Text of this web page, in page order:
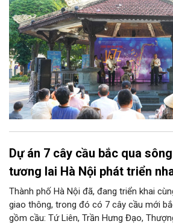
Dự án 7 cây cầu bắc qua
tương lai Hà Nội phát triển
Thành phố Hà Nội đã, đang triển khai
giao thông, trong đó có 7 cây cầu mới
gồm cầu: Tứ Liên, Trần Hưng Đạo,